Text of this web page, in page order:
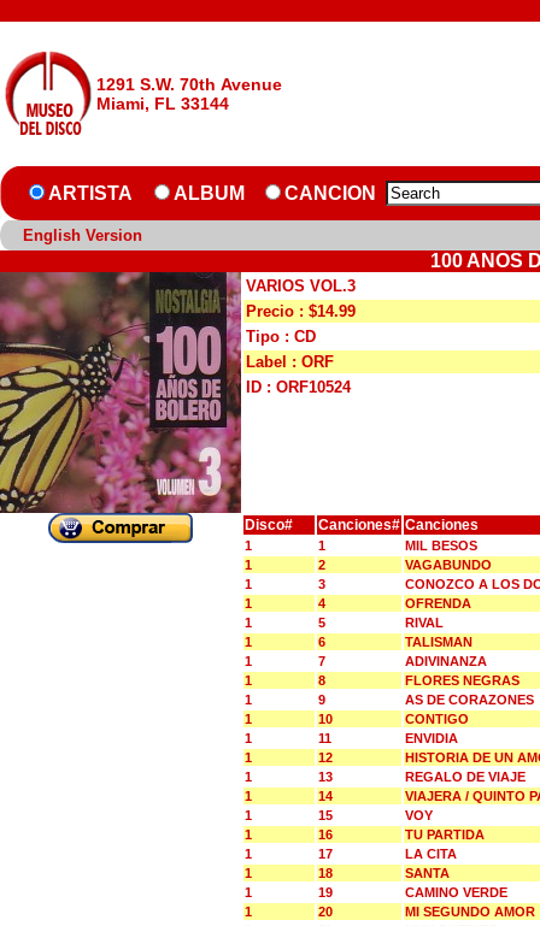
1291 S.W. 70th Avenue
Miami, FL 33144
ARTISTA ALBUM CANCION
English Version
100 ANOS
VARIOS VOL.3
Precio : $14.99
Tipo : CD
Label : ORF
ID : ORF10524
Disco# Canciones# Canciones
1 1
MIL BESOS
1
2
VAGABUNDO
1
3
CONOZCO A LOS
1
4
OFRENDA
1
5
RIVAL
1
6
TALISMAN
1
7
ADIVINANZA
1
8
FLORES NEGRAS
1
9
AS DE CORAZONES
1
10
CONTIGO
1
11
ENVIDIA
1
12
HISTORIA DE UN
1
13
REGALO DE VIAJE
1
14
VIAJERA / QUINTO
1
15
VOY
1
16
TU PARTIDA
1
17
LA CITA
1
18
SANTA
1
19
CAMINO VERDE
1
20
MI SEGUNDO AMOR